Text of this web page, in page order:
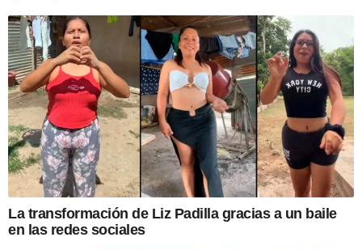
La transformación de Liz Padilla gracias a un baile
en las redes sociales